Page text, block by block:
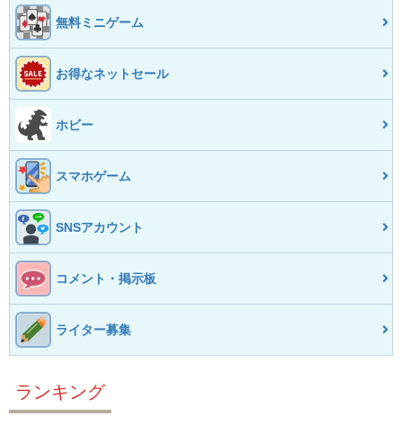
無料ミニゲーム
お得なネットセール
ホビー
スマホゲーム
SNSアカウント
コメント・掲示板
ライター募集
ランキング